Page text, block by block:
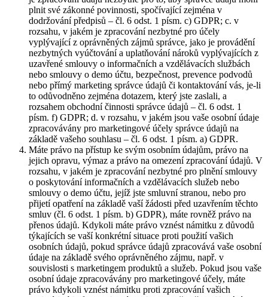
plnit své zákonné povinnosti, spočívající zejména v
dodržování předpisů – čl. 6 odst. 1 písm. c) GDPR; c. v
rozsahu, v jakém je zpracování nezbytné pro účely
vyplývající z oprávněných zájmů správce, jako je provádění
nezbytných vyúčtování a uplatňování nároků vyplývajících z
uzavřené smlouvy o informačních a vzdělávacích službách
nebo smlouvy o demo účtu, bezpečnost, prevence podvodů
nebo přímý marketing správce údajů či kontaktování vás, je-li
to odůvodněno zejména dotazem, který jste zaslali, a
rozsahem obchodní činnosti správce údajů – čl. 6 odst. 1
písm. f) GDPR; d. v rozsahu, v jakém jsou vaše osobní údaje
zpracovávány pro marketingové účely správce údajů na
základě vašeho souhlasu – čl. 6 odst. 1 písm. a) GDPR.
Máte právo na přístup ke svým osobním údajům, právo na
jejich opravu, výmaz a právo na omezení zpracování údajů. V
rozsahu, v jakém je zpracování nezbytné pro plnění smlouvy
o poskytování informačních a vzdělávacích služeb nebo
smlouvy o demo účtu, jejíž jste smluvní stranou, nebo pro
přijetí opatření na základě vaší žádosti před uzavřením těchto
smluv (čl. 6 odst. 1 písm. b) GDPR), máte rovněž právo na
přenos údajů. Kdykoli máte právo vznést námitku z důvodů
týkajících se vaší konkrétní situace proti použití vašich
osobních údajů, pokud správce údajů zpracovává vaše osobní
údaje na základě svého oprávněného zájmu, např. v
souvislosti s marketingem produktů a služeb. Pokud jsou vaše
osobní údaje zpracovávány pro marketingové účely, máte
právo kdykoli vznést námitku proti zpracování vašich